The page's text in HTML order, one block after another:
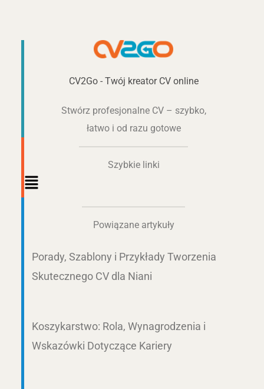
CV2Go - Twój kreator CV online
Stwórz profesjonalne CV – szybko,
łatwo i od razu gotowe
Szybkie linki
Main
Powiązane artykuły
Porady, Szablony i Przykłady Tworzenia
Skutecznego CV dla Niani
Koszykarstwo: Rola, Wynagrodzenia i
Wskazówki Dotyczące Kariery